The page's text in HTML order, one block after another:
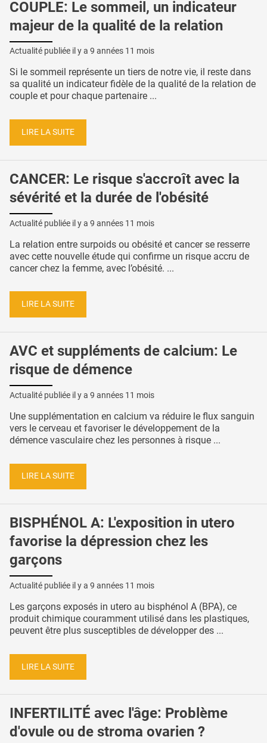
COUPLE: Le sommeil, un indicateur
majeur de la qualité de la relation
Actualité publiée il y a 9 années 11 mois
Si le sommeil représente un tiers de notre vie, il reste dans
sa qualité un indicateur fidèle de la qualité de la relation de
couple et pour chaque partenaire ...
LIRE LA SUITE
CANCER: Le risque s'accroît avec la
sévérité et la durée de l'obésité
Actualité publiée il y a 9 années 11 mois
La relation entre surpoids ou obésité et cancer se resserre
avec cette nouvelle étude qui confirme un risque accru de
cancer chez la femme, avec l’obésité. ...
LIRE LA SUITE
AVC et suppléments de calcium: Le
risque de démence
Actualité publiée il y a 9 années 11 mois
Une supplémentation en calcium va réduire le flux sanguin
vers le cerveau et favoriser le développement de la
démence vasculaire chez les personnes à risque ...
LIRE LA SUITE
BISPHÉNOL A: L'exposition in utero
favorise la dépression chez les
garçons
Actualité publiée il y a 9 années 11 mois
Les garçons exposés in utero au bisphénol A (BPA), ce
produit chimique couramment utilisé dans les plastiques,
peuvent être plus susceptibles de développer des ...
LIRE LA SUITE
INFERTILITÉ avec l'âge: Problème
d'ovule ou de stroma ovarien ?